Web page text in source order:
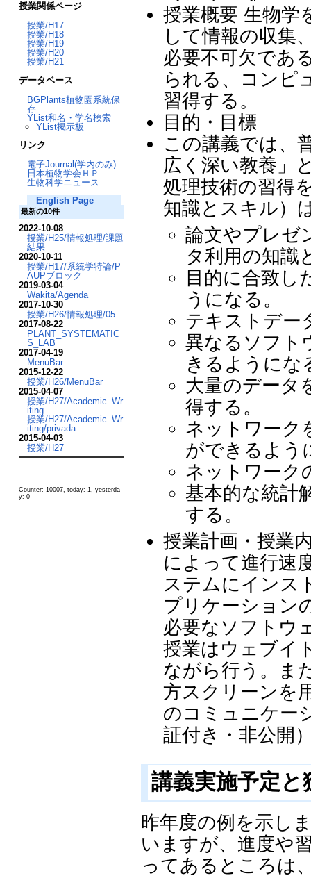
授業関係ページ
授業/H17
授業/H18
授業/H19
授業/H20
授業/H21
データベース
BGPlants植物園系統保
存
YList和名・学名検索
YList掲示板
リンク
電子Journal(学内のみ)
日本植物学会ＨＰ
生物科学ニュース
English Page
最新の10件
2022-10-08
授業/H25/情報処理/課題
結果
2020-10-11
授業/H17/系統学特論/P
AUPブロック
2019-03-04
Wakita/Agenda
2017-10-30
授業/H26/情報処理/05
2017-08-22
PLANT_SYSTEMATIC
S_LAB
2017-04-19
MenuBar
2015-12-22
授業/H26/MenuBar
2015-04-07
授業/H27/Academic_Wr
iting
授業/H27/Academic_Wr
iting/privada
2015-04-03
授業/H27
Counter: 10007, today: 1, yesterda
y: 0
授業概要 生物学
して情報の収集
必要不可欠であ
られる、コンピ
習得する。
目的・目標
この講義では、
広く深い教養」
処理技術の習得
知識とスキル）
論文やプレゼ
タ利用の知識
目的に合致し
うになる。
テキストデー
異なるソフト
きるようにな
大量のデータ
得する。
ネットワーク
ができるよう
ネットワーク
基本的な統計
する。
授業計画・授業
によって進行速
ステムにインス
プリケーション
必要なソフトウ
授業はウェブイ
ながら行う。ま
方スクリーンを
のコミュニケー
証付き・非公開
講義実施予定
昨年度の例を示し
いますが、進度や
ってあるところは